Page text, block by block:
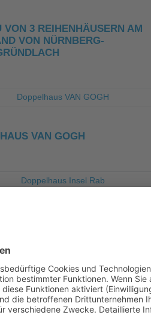
VON 3 REIHENHÄUSERN AM
VON NÜRNBERG-
VAN GOGH
INSEL RAB
IGENSDORF-